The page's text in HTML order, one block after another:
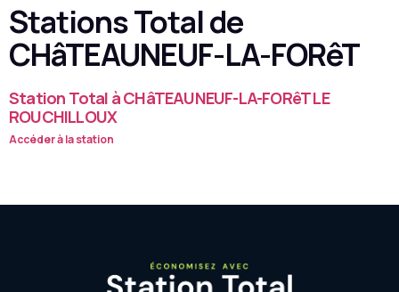
Stations Total de
CHâTEAUNEUF-LA-FORêT
Station Total à CHâTEAUNEUF-LA-FORêT LE
ROUCHILLOUX
Accéder à la station